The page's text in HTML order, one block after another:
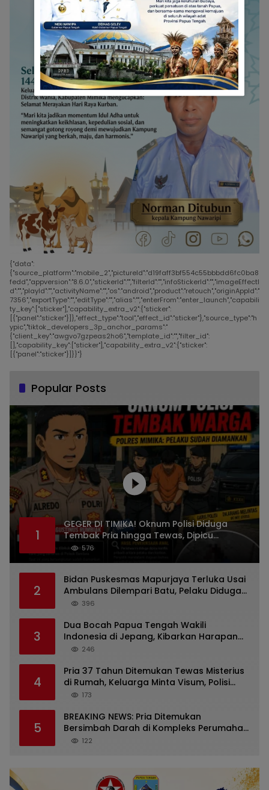
{"data":
{"source_platform":"mobile_2","pictureId":"d19faff3bf554c55bbbdd6fc0ba8
fedd","appversion":"8.6.0","stickerId":"","filterId":"","infoStickerId":"","imageEffectI
d":"","playId":"","activityName":"","os":"android","product":"retouch","originAppId":"
7356","exportType":"","editType":"","alias":"","enterFrom":"enter_launch","capabili
ty_key":["sticker"],"capability_extra_v2":{"sticker":
[{"panel":"sticker"}]},"effect_type":"tool","effect_id":"sticker"},"source_type":"h
ypic","tiktok_developers_3p_anchor_params":"
{"client_key":"awgvo7gzpeas2ho6","template_id":"","filter_id":
[],"capability_key":["sticker"],"capability_extra_v2":{"sticker":
[{"panel":"sticker"}]}}"}
Popular Posts
1
GEGER DI TIMIKA! Oknum Polisi Diduga
Tembak Pria hingga Tewas, Dipicu
Dugaan Persoalan Rumah Tangga
576
2
Bidan Puskesmas Mapurjaya Terluka Usai
Ambulans Dilempari Batu, Pelaku Diduga
Kelompok Mabuk di Jalan Poros Timika
396
3
Dua Bocah Papua Tengah Wakili
Indonesia di Jepang, Kibarkan Harapan
dari Mimika ke Panggung Dunia
246
4
Pria 37 Tahun Ditemukan Tewas Misterius
di Rumah, Keluarga Minta Visum, Polisi
Diminta Ungkap Penyebab Kematian
173
5
BREAKING NEWS: Pria Ditemukan
Bersimbah Darah di Kompleks Perumahan
RR Timika, Video Viral Gegerkan Warga
122